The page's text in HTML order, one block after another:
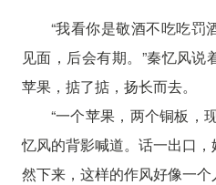
“我看你是敬酒不吃吃罚
见面，后会有期。”秦忆风
苹果，掂了掂，扬长而去。
“一个苹果，两个铜板，
忆风的背影喊道。话一出口
然下来，这样的作风好像一